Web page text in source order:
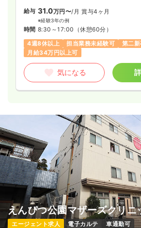
給与 31.0万円〜/月 賞与4ヶ月
※経験3年の例
時間 8:30～17:00 （休憩60分）
4週8休以上
担当業務未経験可
第二
月給34万円以上可
気になる
えんぴつ公園マザーズクリニ
エージェント求人 電子カルテ 車通勤可